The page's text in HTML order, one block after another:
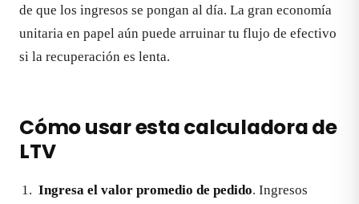
de que los ingresos se pongan al día. La gran economía
unitaria en papel aún puede arruinar tu flujo de efectivo
si la recuperación es lenta.
Cómo usar esta calculadora de
LTV
Ingresa el valor promedio de pedido. Ingresos